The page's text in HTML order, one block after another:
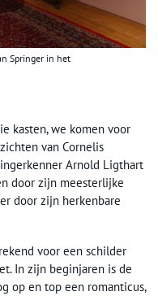
Springer in het
kasten, we komen voor
van Cornelis
Arnold Ligthart
door zijn meesterlijke
door zijn herkenbare
voor een schilder
In zijn beginjaren is de
op en top een romanticus,